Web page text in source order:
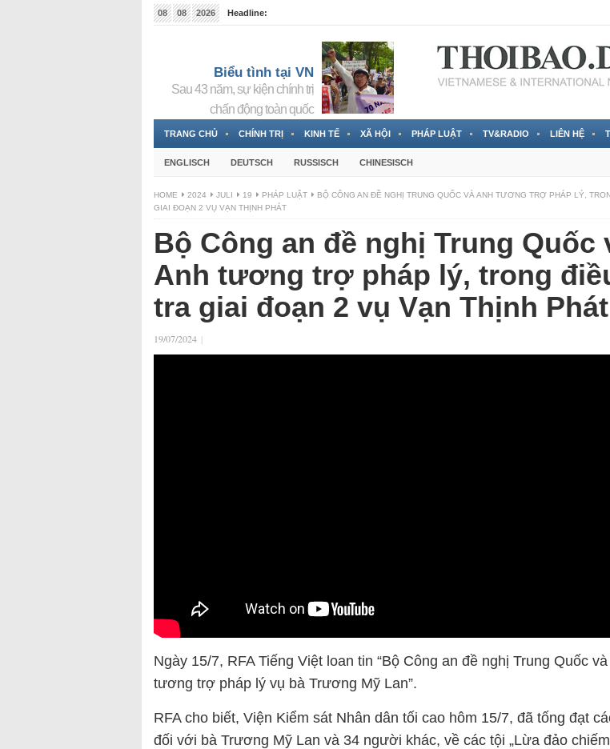
08 08 2026
Headline:
Biểu tình tại VN
Sau 43 năm, sự kiện chính trị
chấn động toàn quốc
TRANG CHỦ CHÍNH TRỊ KINH TẾ XÃ HỘI PHÁP LUẬT TV&RADIO LIÊN HỆ
ENGLISCH DEUTSCH RUSSISCH CHINESISCH
HOME 2024 JULI 19 PHÁP LUẬT
BỘ CÔNG AN ĐỀ NGHỊ TRUNG QUỐC VÀ ANH TƯƠNG TRỢ PHÁP LÝ,
GIAI ĐOẠN 2 VỤ VẠN THỊNH PHÁT
Bộ Công an đề nghị Trung Quốc
Anh tương trợ pháp lý, trong
tra giai đoạn 2 vụ Vạn Thịnh Phát
19/07/2024 |
Ngày 15/7, RFA Tiếng Việt loan tin “Bộ Công an đề nghị Trung Quốc và
tương trợ pháp lý vụ bà Trương Mỹ Lan”.
RFA cho biết, Viện Kiểm sát Nhân dân tối cao hôm 15/7, đã tống đạt
đối với bà Trương Mỹ Lan và 34 người khác, về các tội „Lừa đảo